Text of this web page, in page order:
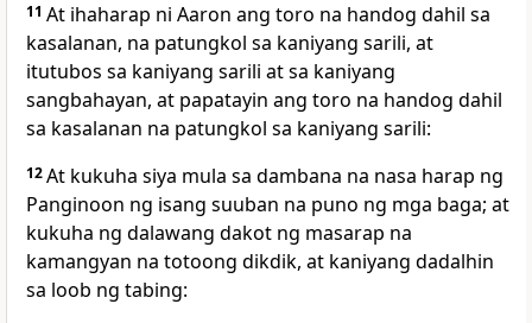
11 At ihaharap ni Aaron ang toro na handog dahil sa
kasalanan, na patungkol sa kaniyang sarili, at
itutubos sa kaniyang sarili at sa kaniyang
sangbahayan, at papatayin ang toro na handog dahil
sa kasalanan na patungkol sa kaniyang sarili:
12At kukuha siya mula sa dambana na nasa harap ng
Panginoon ng isang suuban na puno ng mga baga; at
kukuha ng dalawang dakot ng masarap na
kamangyan na totoong dikdik, at kaniyang dadalhin
sa loob ng tabing: